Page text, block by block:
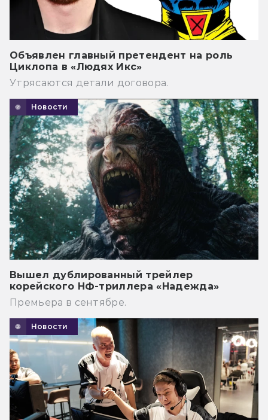
Объявлен главный претендент на роль
Циклопа в «Людях Икс»
Утрясаются детали договора.
Новости
Вышел дублированный трейлер
корейского НФ-триллера «Надежда»
Премьера в сентябре.
Новости